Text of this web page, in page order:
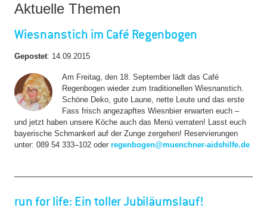
Aktuelle Themen
Wiesnanstich im Café Regenbogen
Gepostet: 14.09.2015
Am Freitag, den 18. September lädt das Café
Regenbogen wieder zum traditionellen Wiesnanstich.
Schöne Deko, gute Laune, nette Leute und das erste
Fass frisch angezapftes Wiesnbier erwarten euch –
und jetzt haben unsere Köche auch das Menü verraten! Lasst euch
bayerische Schmankerl auf der Zunge zergehen! Reservierungen
unter: 089 54 333–102 oder regenbogen@muenchner-aidshilfe.de
run for life: Ein toller Jubiläumslauf!